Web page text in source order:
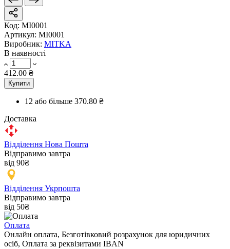
Код: MI0001
Артикул: MI0001
Виробник: MITKA
В наявності
412.00 ₴
Купити
12 або більше 370.80 ₴
Доставка
Відділення Нова Пошта
Відправимо завтра
від 90₴
Відділення Укрпошта
Відправимо завтра
від 50₴
Оплата
Онлайн оплата, Безготівковий розрахунок для юридичних
осіб, Оплата за реквізитами IBAN